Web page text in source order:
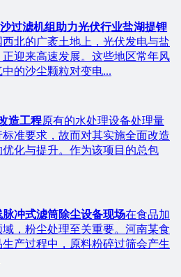
过滤机组助力光伏行业盐湖提锂
西北的广袤土地上，光伏发电与盐
迎来高速发展。这些地区常年风
的沙尘颗粒对变电...
造工程原有的水处理设备处理量
准要求，故而对其实施全面改造
化与提升。作为该项目的总包
冲式滤筒除尘设备现场在食品加
，粉尘处理至关重要。河南某食
产过程中，原料粉碎过筛会产生